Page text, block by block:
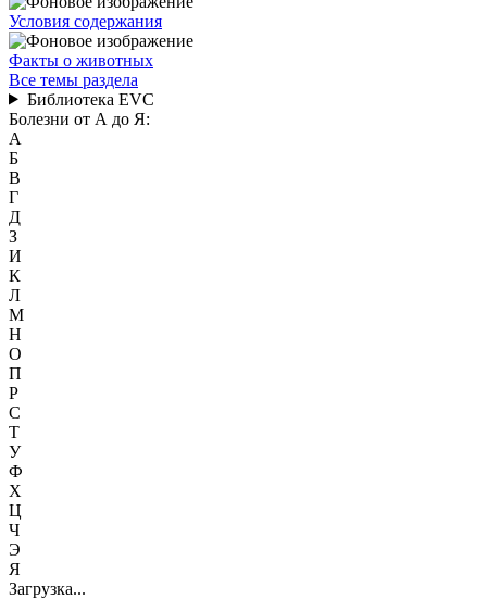
Условия содержания
Факты о животных
Все темы раздела
Библиотека EVC
Болезни от А до Я:
А
Б
В
Г
Д
З
И
К
Л
М
Н
О
П
Р
С
Т
У
Ф
Х
Ц
Ч
Э
Я
Загрузка...